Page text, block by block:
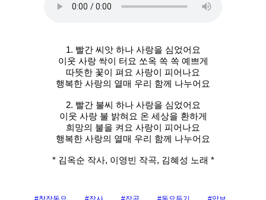
1. 빨간 씨앗 하나 사랑을 심었어요
이웃 사랑 싹이 터요 쏘옥 쏙 쏙 예쁘게
따뜻한 꽃이 펴요 사랑이 피어나요
행복한 사랑의 열매 우리 함께 나누어요
2. 빨간 불씨 하나 사랑을 심었어요
이웃 사랑 불 밝혀요 온 세상을 환하게
희망의 불을 켜요 사랑이 피어나요
행복한 사랑의 열매 우리 함께 나누어요
* 김옥순 작사, 이영빈 작곡, 김혜성 노래 *